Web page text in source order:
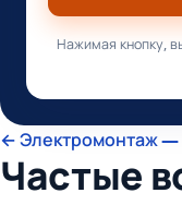
Нажимая кнопку,
← Электромонтаж —
Частые